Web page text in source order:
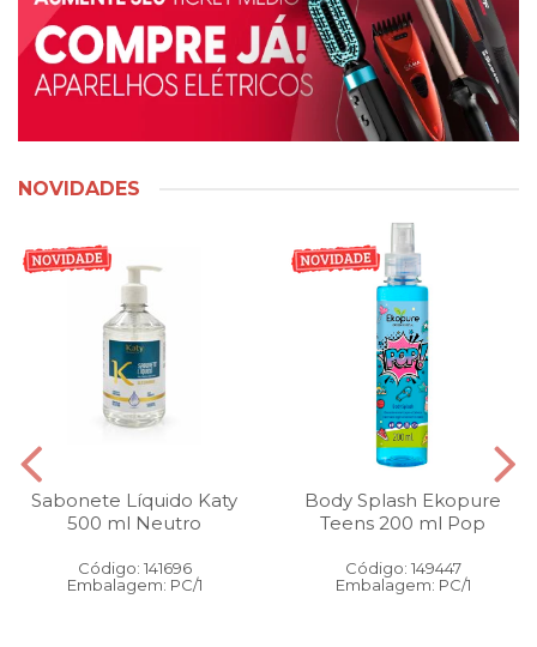
NOVIDADES
Sabonete Líquido Katy
500 ml Neutro
Código: 141696
Embalagem: PC/1
Body Splash Ekopure
Teens 200 ml Pop
Código: 149447
Embalagem: PC/1